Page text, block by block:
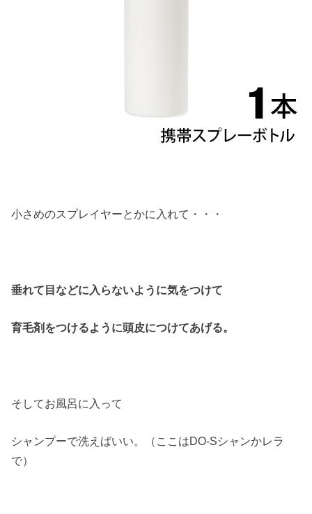
小さめのスプレイヤーとかに入れて・・・
垂れて目などに入らないように気をつけて
育毛剤をつけるように頭皮につけてあげる。
そしてお風呂に入って
シャンプーで洗えばいい。（ここはDO-Sシャンかレラ
で）